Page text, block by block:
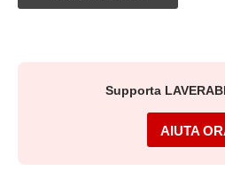
Supporta
AIUTA